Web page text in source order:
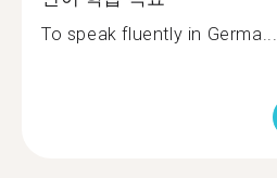
To speak fluently in Germa...